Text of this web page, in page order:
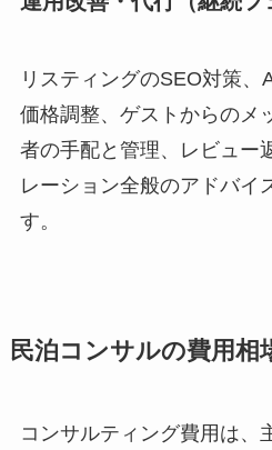
リスティングのSEO対策
価格調整、ゲストからのメ
者の手配と管理、レビュー
レーション全般のアドバイ
す。
民泊コンサルの費用相
コンサルティング費用は、